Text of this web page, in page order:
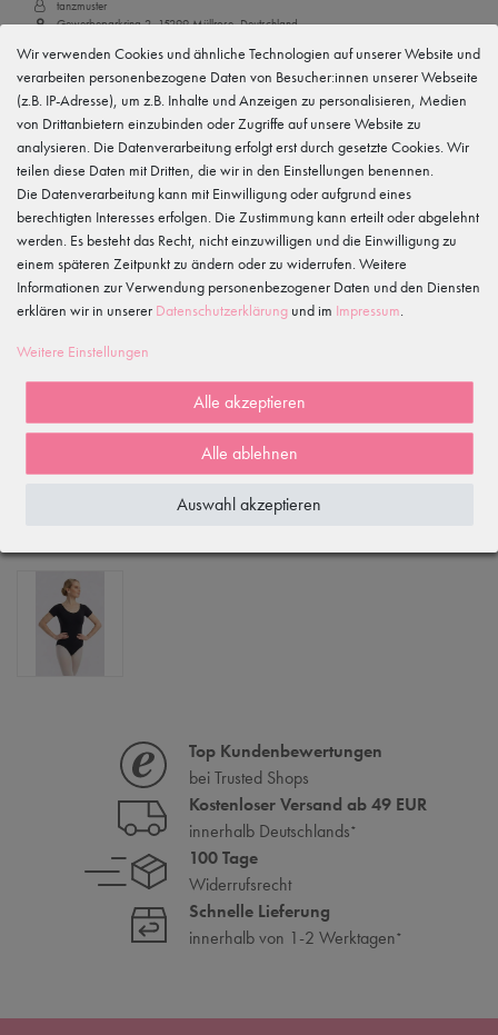
tanzmuster
Gewerbeparkring 2, 15299 Müllrose, Deutschland
033606-779250
Merkmale
Kundenrezensionen()
5
4
3
2
Rezensionen werden geladen...
WIRD OFT GEKAUFT MIT...
ZULETZT ANGESEHEN
Top Kundenbewertungen
bei Trusted Shops
Kostenloser Versand ab 49 EUR
innerhalb Deutschlands*
100 Tage
Widerrufsrecht
Schnelle Lieferung
innerhalb von 1-2 Werktagen*
Wir verwenden Cookies und ähnliche Technologien auf unserer Website und
verarbeiten personenbezogene Daten von Besucher:innen unserer Webseite
(z.B. IP-Adresse), um z.B. Inhalte und Anzeigen zu personalisieren, Medien
von Drittanbietern einzubinden oder Zugriffe auf unsere Website zu
analysieren. Die Datenverarbeitung erfolgt erst durch gesetzte Cookies. Wir
teilen diese Daten mit Dritten, die wir in den Einstellungen benennen.
Die Datenverarbeitung kann mit Einwilligung oder aufgrund eines
berechtigten Interesses erfolgen. Die Zustimmung kann erteilt oder abgelehnt
werden. Es besteht das Recht, nicht einzuwilligen und die Einwilligung zu
einem späteren Zeitpunkt zu ändern oder zu widerrufen. Weitere
Informationen zur Verwendung personenbezogener Daten und den Diensten
erklären wir in unserer Daten­schutz­erklärung und im Impressum.
Weitere Einstellungen
Alle akzeptieren
Alle ablehnen
Auswahl akzeptieren